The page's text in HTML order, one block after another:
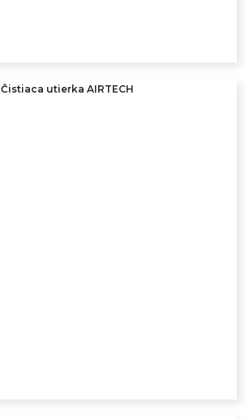
Čistiaca utierka AIRTECH